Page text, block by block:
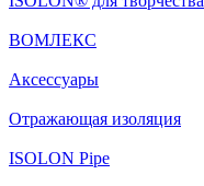
ВОМЛЕКС
Аксессуары
Отражающая изоляция
ISOLON Pipe